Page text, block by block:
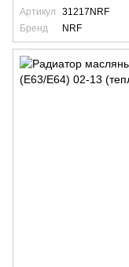
Артикул
31217NRF
Бренд
NRF